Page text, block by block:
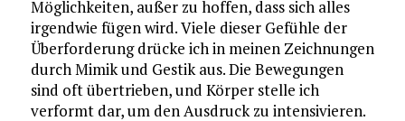
Möglichkeiten, außer zu hoffen, dass sich alles
irgendwie fügen wird. Viele dieser Gefühle der
Überforderung drücke ich in meinen Zeichnungen
durch Mimik und Gestik aus. Die Bewegungen
sind oft übertrieben, und Körper stelle ich
verformt dar, um den Ausdruck zu intensivieren.